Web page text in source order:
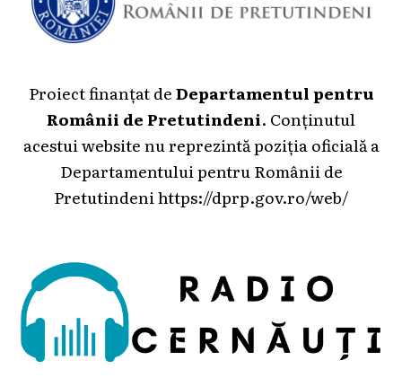
Proiect finanțat deDepartamentul pentru
Românii de Pretutindeni. Conținutul
acestui website nu reprezintă poziția oficială a
Departamentului pentru Românii de
Pretutindeni https://dprp.gov.ro/web/